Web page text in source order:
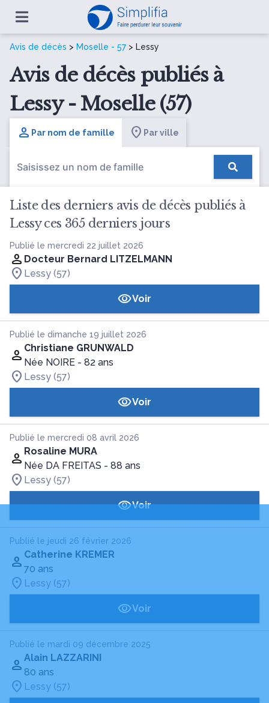
Avis de décès > Moselle - 57 > Lessy
Avis de décès publiés à
Lessy - Moselle (57)
Par nom de famille Par ville
Liste des derniers avis de décès publiés à
Lessy ces 365 derniers jours
Publié le mercredi 22 juillet 2026
Docteur Bernard LITZELMANN
Lessy (57)
Voir
Publié le dimanche 19 juillet 2026
Christiane GRUNWALD
Née NOIRE - 82 ans
Lessy (57)
Voir
Publié le mercredi 08 avril 2026
Rosaline MURA
Née DA FREITAS - 88 ans
Lessy (57)
Voir
Publié le jeudi 26 février 2026
Catherine KREMER
70 ans
Lessy (57)
Voir
Publié le mardi 09 décembre 2025
Alain LAZZARINI
80 ans
Lessy (57)